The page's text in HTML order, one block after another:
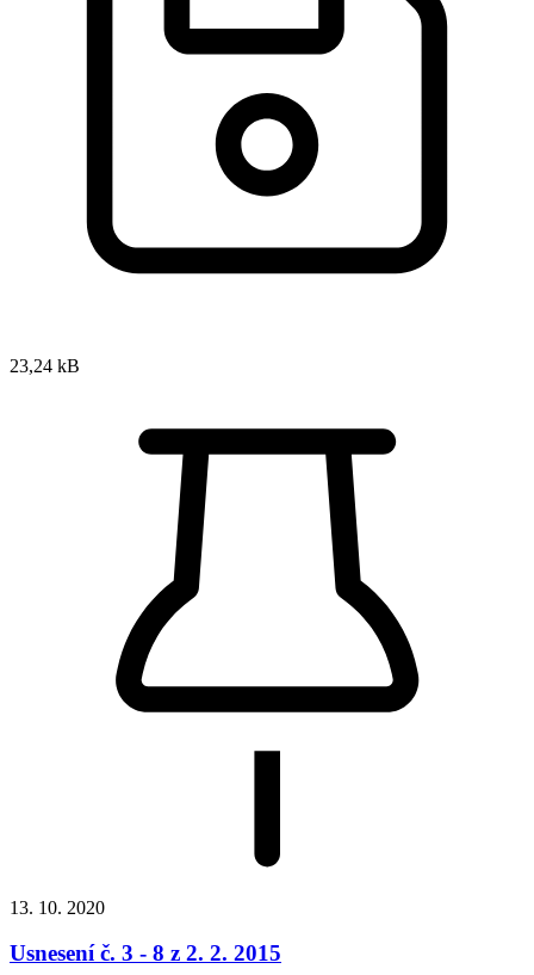
23,24 kB
13. 10. 2020
Usnesení č. 3 - 8 z 2. 2. 2015